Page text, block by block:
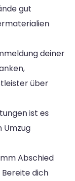
gut
deiner
über
ist es
Umzug
Abschied
Bereite dich